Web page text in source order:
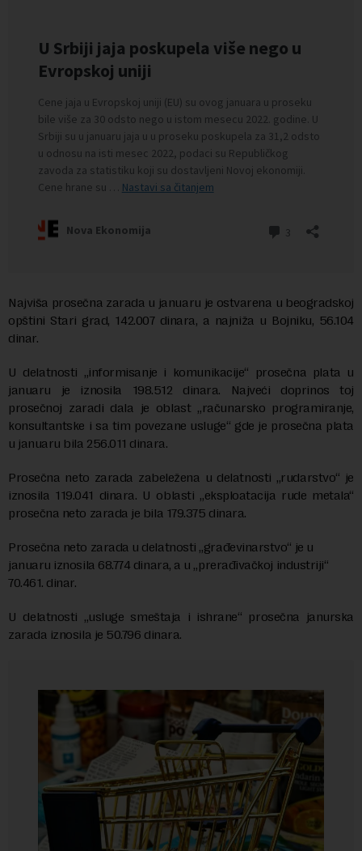
Najviša prosečna zarada u januaru je ostvarena u beogradskoj
opštini Stari grad, 142.007 dinara, a najniža u Bojniku, 56.104
dinar.
U delatnosti „informisanje i komunikacije“ prosečna plata u
januaru je iznosila 198.512 dinara. Najveći doprinos toj
prosečnoj zaradi dala je oblast „računarsko programiranje,
konsultantske i sa tim povezane usluge“ gde je prosečna plata
u januaru bila 256.011 dinara.
Prosečna neto zarada zabeležena u delatnosti „rudarstvo“ je
iznosila 119.041 dinara. U oblasti „eksploatacija rude metala“
prosečna neto zarada je bila 179.375 dinara.
Prosečna neto zarada u delatnosti „građevinarstvo“ je u
januaru iznosila 68.774 dinara, a u „prerađivačkoj industriji“
70.461. dinar.
U delatnosti „usluge smeštaja i ishrane“ prosečna janurska
zarada iznosila je 50.796 dinara.